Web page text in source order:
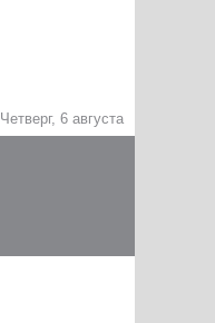
Четверг, 6 августа